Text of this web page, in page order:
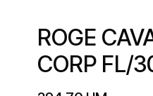
ROGE
CORP FL/